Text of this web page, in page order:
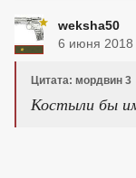
weksha50
6 июня 2018
Цитата: мордвин 3
Костыли бы